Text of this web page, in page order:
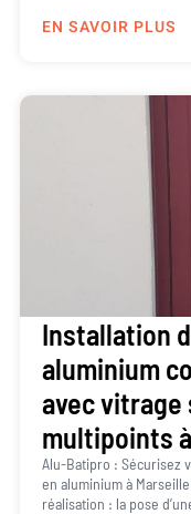
EN SAVOIR PLUS
Installation
aluminium
avec
multipoints
Alu-Batipro : Sécurisez
en aluminium à
réalisation : la pose